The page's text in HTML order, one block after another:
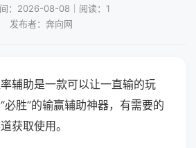
：2026-08-08｜阅读：1
发布者：奔向网
辅助是一款可以让一直输的玩
必胜”的输赢辅助神器，有需要的
获取使用。